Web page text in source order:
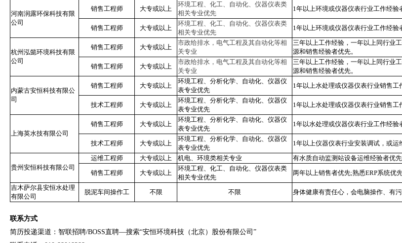
河南润露环保科技有限
公司
销售工程师 大专或以上
环境工程、化工、自动化、仪器仪表类
相关专业优先
1年以上环境或仪器仪表行业工作经验
销售工程师 大专或以上
环境工程、化工、自动化、仪器仪表类
相关专业优先
1年以上环境或仪器仪表行业工作经验
杭州泓懿环境科技有限
公司
销售工程师 大专或以上
市政给排水，电气工程及其自动化等相
关专业
三年以上工作经验，一年以上同行业
源和销售经验者优先。
销售工程师 大专或以上
市政给排水，电气工程及其自动化等相
关专业
三年以上工作经验，一年以上同行业
源和销售经验者优先。
内蒙古安恒科技有限公
司
销售工程师 大专或以上
环境工程、分析化学、自动化、仪器仪
表专业优先
1年以上水处理或仪器仪表行业销售工
技术工程师 大专或以上
环境工程、分析化学、自动化、仪器仪
表专业优先
1年以上水处理或仪器仪表行业销售工
上海英水技有限公司
销售工程师 大专或以上
环境工程、分析化学、自动化、仪器仪
表专业优先
1年以水处理或仪器仪表行业工作经验
技术工程师 大专或以上
环境工程、分析化学、自动化、仪器仪
表专业优先
1年以上仪器仪表行业安装调试，或运
贵州安恒科技有限公司
运维工程师 大专或以上 机电、环境类相关专业 有水质自动监测站设备运维经验者优先
销售工程师
大专或以上
环境工程、化工、自动化、仪器仪表类
相关专业优先
两年以上销售者优先;熟悉ERP系统优
吉木萨尔县安恒水处理
有限公司
脱泥车间操作工 不限 不限 身体健康有责任心，会电脑操作、有
联系方式
简历投递渠道：智联招聘/BOSS直聘—搜索“安恒环境科技（北京）股份有限公司”